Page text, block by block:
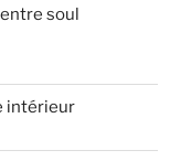
soul
intérieur